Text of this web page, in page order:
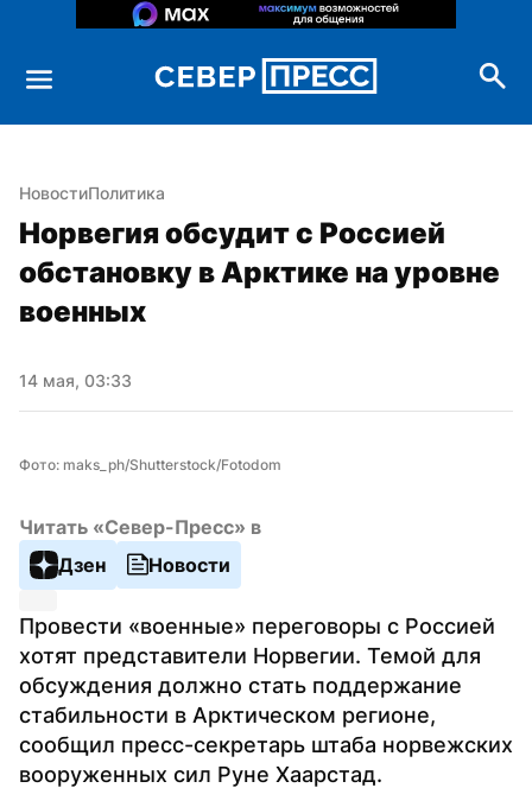
НовостиПолитика
Норвегия обсудит с Россией
обстановку в Арктике на уровне
военных
14 мая, 03:33
Фото: maks_ph/Shutterstock/Fotodom
Читать «Север-Пресс» в
Дзен
Новости
Провести «военные» переговоры с Россией
хотят представители Норвегии. Темой для
обсуждения должно стать поддержание
стабильности в Арктическом регионе,
сообщил пресс-секретарь штаба норвежских
вооруженных сил Руне Хаарстад.